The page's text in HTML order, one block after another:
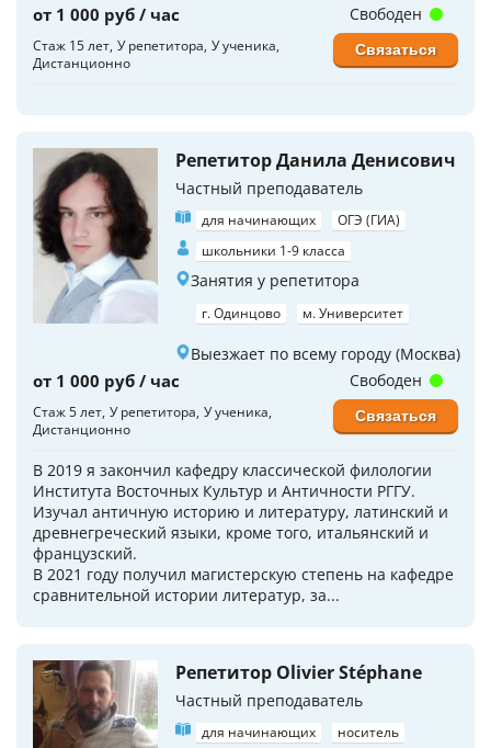
от 1 000 руб / час
Стаж 15 лет У репетитора У ученика
Дистанционно
Свободен
Связаться
Репетитор Данила Денисович
Частный преподаватель
для начинающих
ОГЭ (ГИА)
школьники 1-9 класса
Занятия у репетитора
г. Одинцово м. Университет
Выезжает по всему городу (Москва)
от 1 000 руб / час
Стаж 5 лет У репетитора У ученика
Дистанционно
В 2019 я закончил кафедру классической филологии
Института Восточных Культур и Античности РГГУ.
Изучал античную историю и литературу, латинский и
древнегреческий языки, кроме того, итальянский и
французский.
В 2021 году получил магистерскую степень на кафедре
сравнительной истории литератур, за...
Свободен
Связаться
Репетитор Olivier Stéphane
Частный преподаватель
для начинающих
носитель